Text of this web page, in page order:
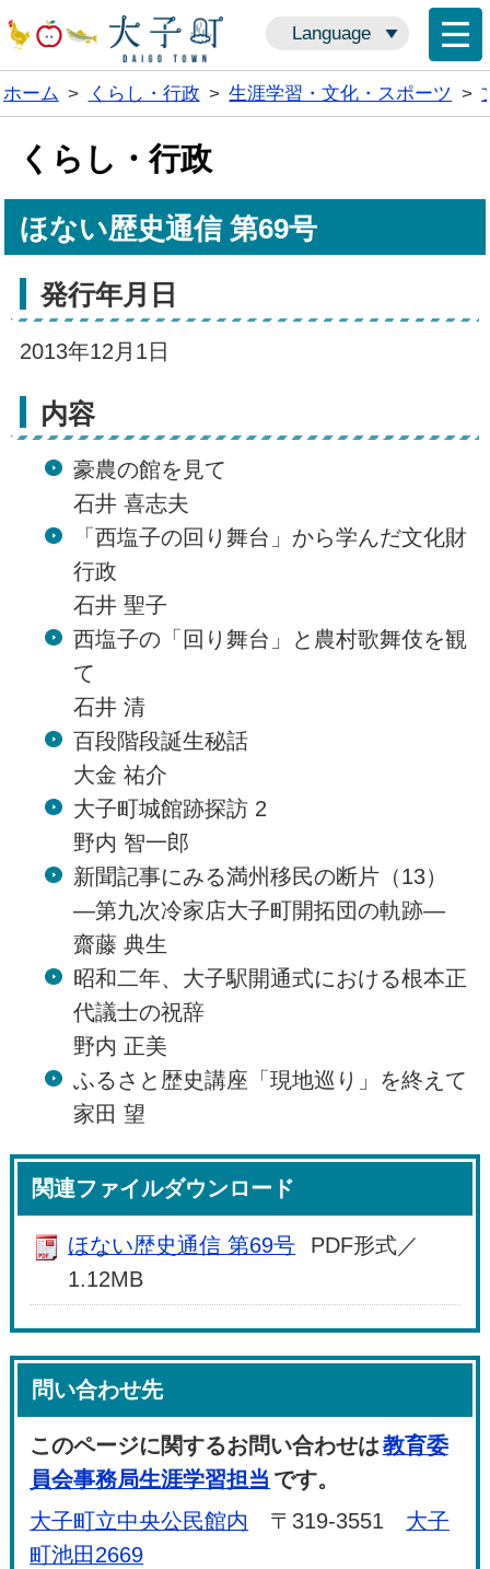
Language
ホーム > くらし・行政 > 生涯学習・文化・スポーツ >
くらし・行政
ほない歴史通信 第69号
発行年月日
2013年12月1日
内容
豪農の館を見て
石井 喜志夫
「西塩子の回り舞台」から学んだ文化財
行政
石井 聖子
西塩子の「回り舞台」と農村歌舞伎を観
て
石井 清
百段階段誕生秘話
大金 祐介
大子町城館跡探訪 2
野内 智一郎
新聞記事にみる満州移民の断片（13）
―第九次冷家店大子町開拓団の軌跡―
齋藤 典生
昭和二年、大子駅開通式における根本正
代議士の祝辞
野内 正美
ふるさと歴史講座「現地巡り」を終えて
家田 望
関連ファイルダウンロード
ほない歴史通信 第69号
PDF形式／
1.12MB
問い合わせ先
このページに関するお問い合わせは教育委
員会事務局生涯学習担当 です。
大子町立中央公民館内 〒319-3551 大子
町池田2669